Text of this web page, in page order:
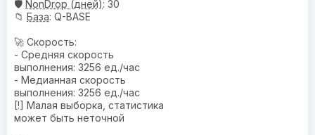
🛡️ NonDrop (дней): 30
📁 База: Q-BASE
🚀 Скорость:
- Средняя скорость
выполнения: 3256 ед./час
- Медианная скорость
выполнения: 3256 ед./час
[!] Малая выборка, статистика
может быть неточной